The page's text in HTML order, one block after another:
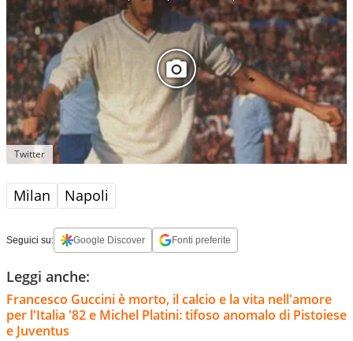
Twitter
Milan Napoli
Seguici su: Google Discover Fonti preferite
Leggi anche:
Francesco Guccini è morto, il calcio e la vita nell'amore
per l'Italia '82 e Michel Platini: tifoso anomalo di Pistoiese
e Juventus